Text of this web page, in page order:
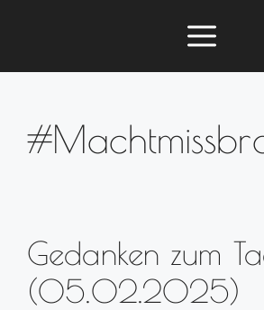
springen
Gedanken zum
(05.02.2025)